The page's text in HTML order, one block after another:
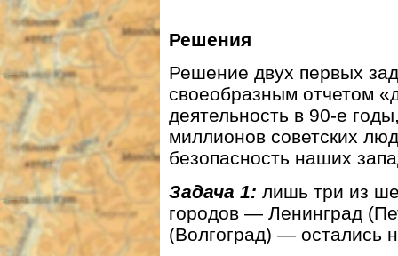
Решения
Решение двух первых
своеобразным отчетом
деятельность в 90-е
миллионов советских
безопасность наших
Задача 1: лишь три из
городов — Ленинград
(Волгоград) — остались